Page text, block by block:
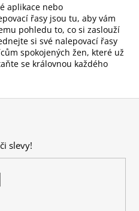
aplikace nebo
řasy jsou tu, aby vám
pohledu to, co si zaslouží
si své nalepovací řasy
spokojených žen, které už
se královnou každého
slevy!